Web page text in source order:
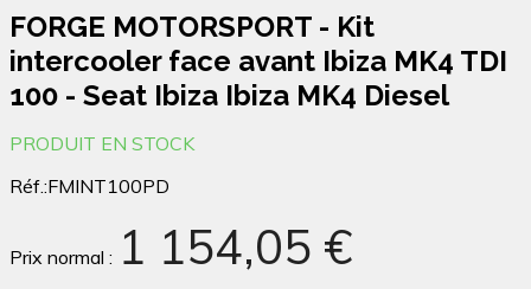
FORGE MOTORSPORT - Kit
intercooler face avant Ibiza MK4 TDI
100 - Seat Ibiza Ibiza MK4 Diesel
PRODUIT EN STOCK
Réf.:FMINT100PD
Prix normal : 1 154,05 €